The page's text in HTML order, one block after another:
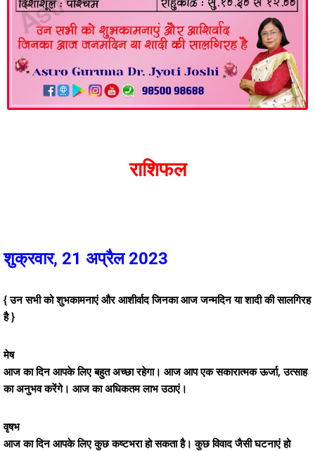
राशिफल
शुक्रवार, 21 अप्रैल 2023
{ उन सभी को शुभकामनाएं और आशीर्वाद जिनका आज जन्मदिन या शादी की सालगिरह
है }
मेष
आज का दिन आपके लिए बहुत अच्छा रहेगा। आज आप एक सकारात्मक ऊर्जा, उत्साह
का अनुभव करेंगे। आज का अधिकतम लाभ उठाएं।
वृषभ
आज का दिन आपके लिए कुछ कष्टभरा हो सकता है। कुछ विवाद जैसी घटनाएं हो